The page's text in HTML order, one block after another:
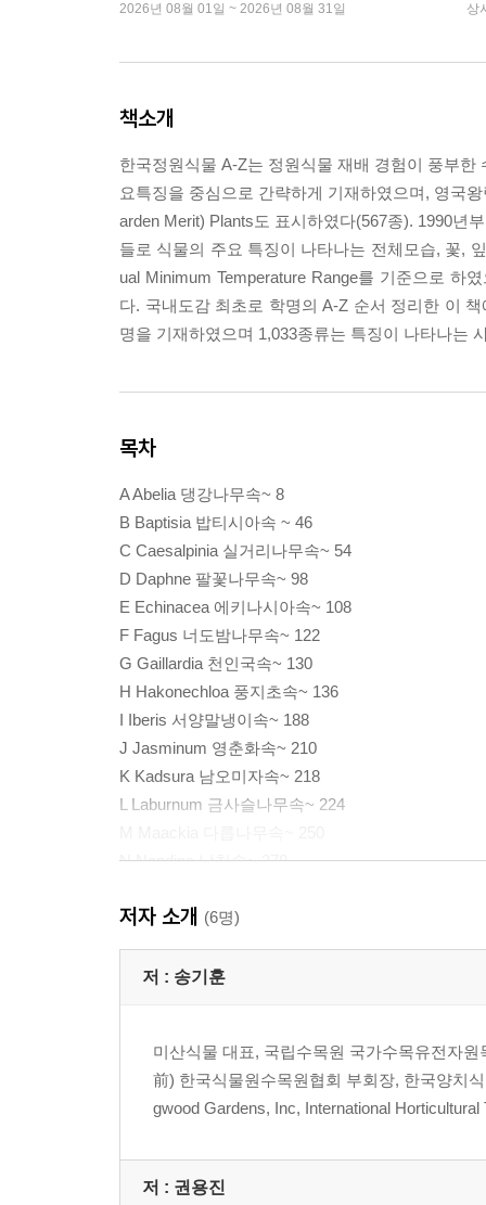
2026년 08월 01일 ~ 2026년 08월 31일 상
책소개
한국정원식물 A-Z는 정원식물 재배 경험이 풍부
요특징을 중심으로 간략하게 기재하였으며, 영국
arden Merit) Plants도 표시하였다(567종). 1990년
들로 식물의 주요 특징이 나타나는 전체모습, 꽃,
ual Minimum Temperature Range를 기준으로 하
다. 국내도감 최초로 학명의 A-Z 순서 정리한 이
명을 기재하였으며 1,033종류는 특징이 나타나는
목차
A Abelia 댕강나무속~ 8
B Baptisia 밥티시아속 ~ 46
C Caesalpinia 실거리나무속~ 54
D Daphne 팔꽃나무속~ 98
E Echinacea 에키나시아속~ 108
F Fagus 너도밤나무속~ 122
G Gaillardia 천인국속~ 130
H Hakonechloa 풍지초속~ 136
I Iberis 서양말냉이속~ 188
J Jasminum 영춘화속~ 210
K Kadsura 남오미자속~ 218
L Laburnum 금사슬나무속~ 224
N Nandina 남천속~ 278
P Pachysandra 수호초속~ 306
Q Quercus 참나무속~ 352
R Ranunculus 미나리아재비속~ 356
U Ulmus 느릅나무속~ 426
V Vaccinium 산앵도나무속~ 430
W Waldsteinia 나도양지꽃속~ 440
Z Zanthoxylum 초피나무속~ 446
저자 소개 (6명)
저 : 송기훈
미산식물 대표, 국립수목원 국가수목유전자
前) 한국식물원수목원협회 부회장, 한국양치
gwood Gardens, Inc, International
저 : 권용진